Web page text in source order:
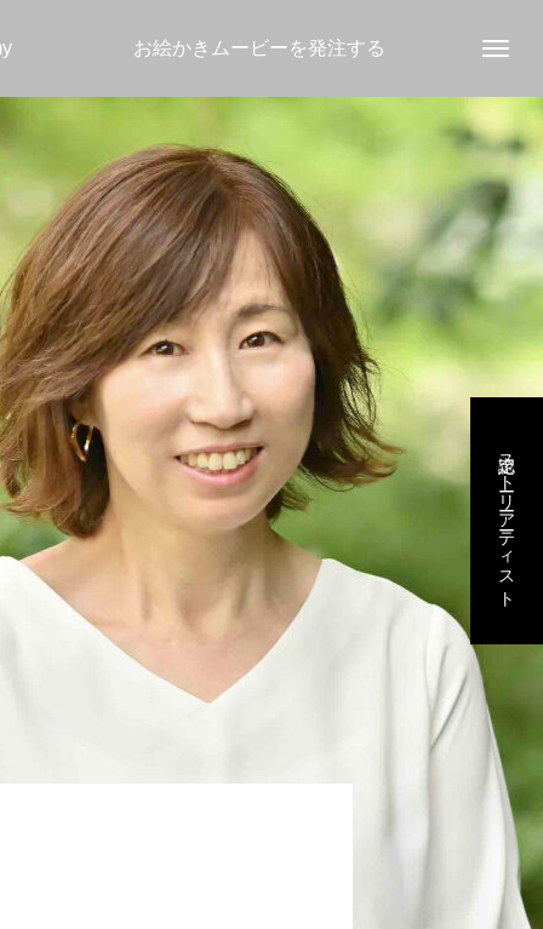
お絵かきムービーを発注する
認定ストーリーアーティスト